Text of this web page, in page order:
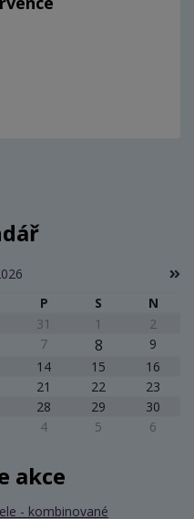
P S
N
31 1
2
7 8
9
14 15
16
21 22
23
28 29
30
4 5 6
akce
- kombinované